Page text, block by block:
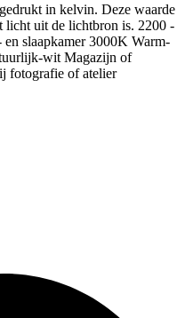
in kelvin. Deze waarde
licht uit de lichtbron is. 2200 -
slaapkamer 3000K Warm-
wit Magazijn of
fotografie of atelier